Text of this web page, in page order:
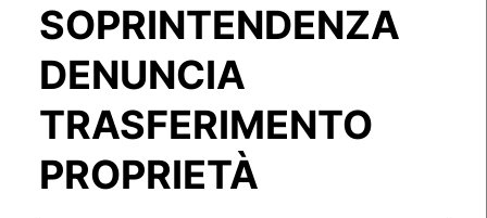
SOPRINTENDENZA
DENUNCIA
TRASFERIMENTO
PROPRIETÀ